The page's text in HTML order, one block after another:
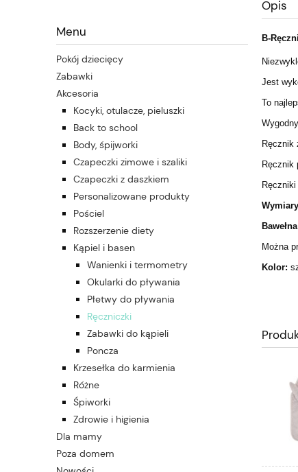
Menu
Pokój dziecięcy
Zabawki
Akcesoria
Kocyki, otulacze, pieluszki
Back to school
Body, śpijworki
Czapeczki zimowe i szaliki
Czapeczki z daszkiem
Personalizowane produkty
Pościel
Rozszerzenie diety
Kąpiel i basen
Wanienki i termometry
Okularki do pływania
Płetwy do pływania
Ręczniczki
Zabawki do kąpieli
Poncza
Krzesełka do karmienia
Różne
Śpiworki
Zdrowie i higienia
Dla mamy
Poza domem
Opis
B-
Jest
To
Ręcznik
Ręcznik
Można
Kolor: